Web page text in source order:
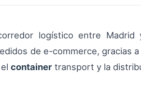
logístico entre Madrid
de e-commerce, gracias
container transport y la